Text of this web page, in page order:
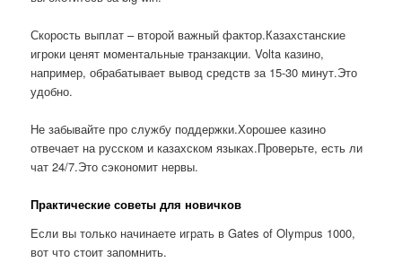
Скорость выплат – второй важный фактор.Казахстанские
игроки ценят моментальные транзакции. Volta казино,
например, обрабатывает вывод средств за 15-30 минут.Это
удобно.
Не забывайте про службу поддержки.Хорошее казино
отвечает на русском и казахском языках.Проверьте, есть ли
чат 24/7.Это сэкономит нервы.
Практические советы для новичков
Если вы только начинаете играть в Gates of Olympus 1000,
вот что стоит запомнить.